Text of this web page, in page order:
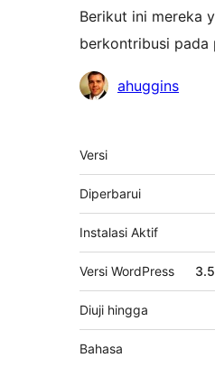
Berikut ini mereka
berkontribusi pada
Kontributor
ahuggins
Meta
Versi
Diperbarui
Instalasi Aktif
Versi WordPress
Diuji hingga
Bahasa